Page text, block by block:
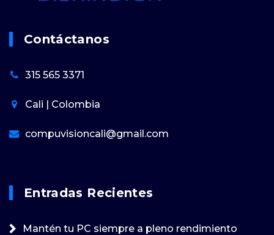
Contáctanos
315 565 3371
Cali | Colombia
compuvisioncali@gmail.com
Entradas Recientes
Mantén tu PC siempre a pleno rendimiento